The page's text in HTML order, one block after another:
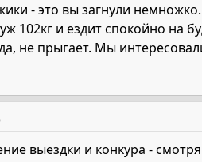
- это вы загнули немножко.
102кг и ездит спокойно на
не прыгает. Мы
выездки и конкура - смотря